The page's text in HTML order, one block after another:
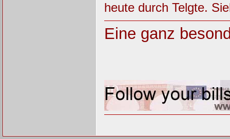
heute durch Telgte.
Eine ganz